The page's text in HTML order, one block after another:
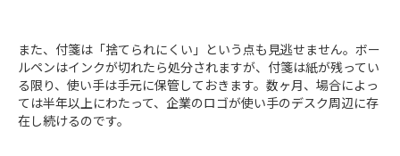
また、付箋は「捨てられにくい」という点も見逃せません。ボー
ルペンはインクが切れたら処分されますが、付箋は紙が残ってい
る限り、使い手は手元に保管しておきます。数ヶ月、場合によっ
ては半年以上にわたって、企業のロゴが使い手のデスク周辺に存
在し続けるのです。